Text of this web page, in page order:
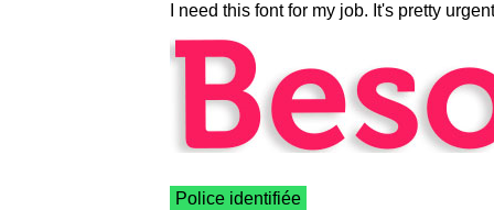
I need this font for my job. It's pretty
Police identifiée